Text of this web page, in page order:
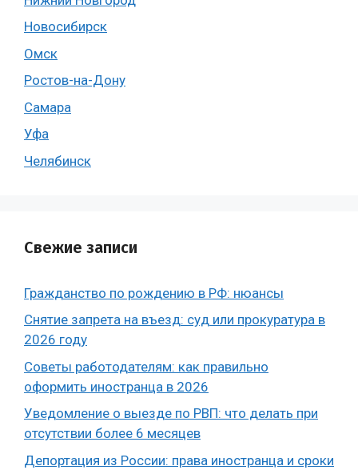
Новосибирск
Омск
Ростов-на-Дону
Самара
Уфа
Челябинск
Свежие записи
Гражданство по рождению в РФ: нюансы
Снятие запрета на въезд: суд или прокуратура в
2026 году
Советы работодателям: как правильно
оформить иностранца в 2026
Уведомление о выезде по РВП: что делать при
отсутствии более 6 месяцев
Депортация из России: права иностранца и сроки